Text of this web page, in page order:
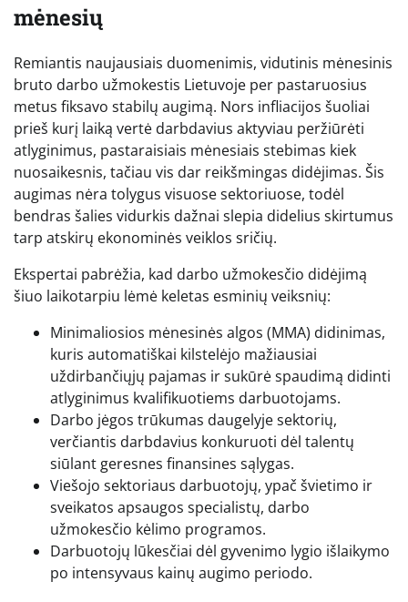
mėnesių
Remiantis naujausiais duomenimis, vidutinis mėnesinis
bruto darbo užmokestis Lietuvoje per pastaruosius
metus fiksavo stabilų augimą. Nors infliacijos šuoliai
prieš kurį laiką vertė darbdavius aktyviau peržiūrėti
atlyginimus, pastaraisiais mėnesiais stebimas kiek
nuosaikesnis, tačiau vis dar reikšmingas didėjimas. Šis
augimas nėra tolygus visuose sektoriuose, todėl
bendras šalies vidurkis dažnai slepia didelius skirtumus
tarp atskirų ekonominės veiklos sričių.
Ekspertai pabrėžia, kad darbo užmokesčio didėjimą
šiuo laikotarpiu lėmė keletas esminių veiksnių:
Minimaliosios mėnesinės algos (MMA) didinimas,
kuris automatiškai kilstelėjo mažiausiai
uždirbančiųjų pajamas ir sukūrė spaudimą didinti
atlyginimus kvalifikuotiems darbuotojams.
Darbo jėgos trūkumas daugelyje sektorių,
verčiantis darbdavius konkuruoti dėl talentų
siūlant geresnes finansines sąlygas.
Viešojo sektoriaus darbuotojų, ypač švietimo ir
sveikatos apsaugos specialistų, darbo
užmokesčio kėlimo programos.
Darbuotojų lūkesčiai dėl gyvenimo lygio išlaikymo
po intensyvaus kainų augimo periodo.